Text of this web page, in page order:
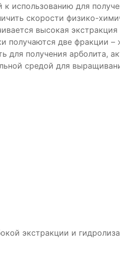
к использованию для
скорости физико-
высокая
получаются две фракции
получения арболита,
средой для
экстракции и